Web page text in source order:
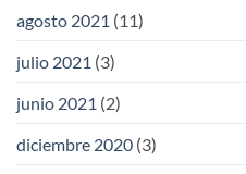
agosto 2021 (11)
julio 2021 (3)
junio 2021 (2)
diciembre 2020 (3)